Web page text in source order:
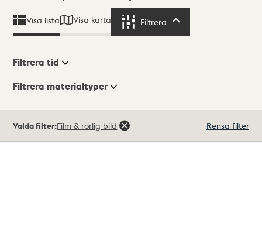
Visa lista Visa karta Filtrera
Visningsläge
Filtrera tid
Filtrera materialtyper
träffar
Valda filter:Film & rörlig bild Rensa filter